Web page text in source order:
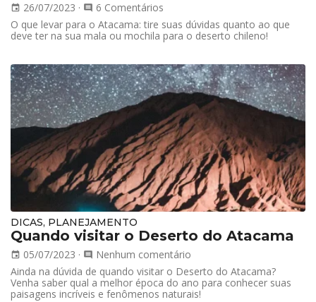
event 26/07/2023 · comment 6 Comentários
O que levar para o Atacama: tire suas dúvidas quanto ao que
deve ter na sua mala ou mochila para o deserto chileno!
DICAS, PLANEJAMENTO
Quando visitar o Deserto do Atacama
event 05/07/2023 · comment Nenhum comentário
Ainda na dúvida de quando visitar o Deserto do Atacama?
Venha saber qual a melhor época do ano para conhecer suas
paisagens incríveis e fenômenos naturais!